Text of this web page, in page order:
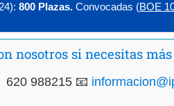
800 Plazas. Convocadas (BOE
nosotros si necesitas
988215 📧